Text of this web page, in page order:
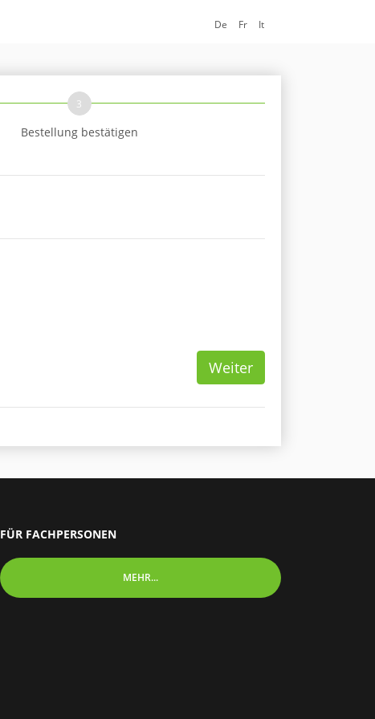
De Fr It
3
Bestellung bestätigen
Weiter
FÜR FACHPERSONEN
MEHR...